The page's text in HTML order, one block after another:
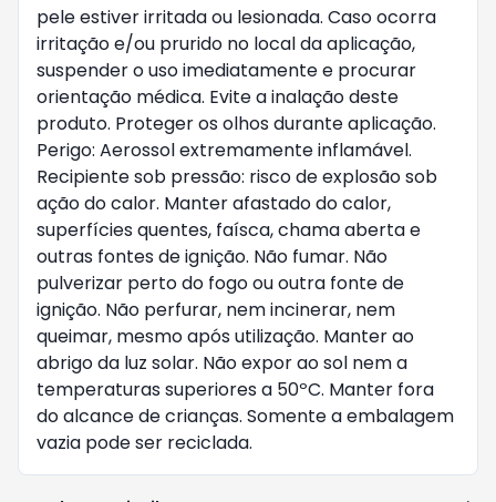
pele estiver irritada ou lesionada. Caso ocorra
irritação e/ou prurido no local da aplicação,
suspender o uso imediatamente e procurar
orientação médica. Evite a inalação deste
produto. Proteger os olhos durante aplicação.
Perigo: Aerossol extremamente inflamável.
Recipiente sob pressão: risco de explosão sob
ação do calor. Manter afastado do calor,
superfícies quentes, faísca, chama aberta e
outras fontes de ignição. Não fumar. Não
pulverizar perto do fogo ou outra fonte de
ignição. Não perfurar, nem incinerar, nem
queimar, mesmo após utilização. Manter ao
abrigo da luz solar. Não expor ao sol nem a
temperaturas superiores a 50ºC. Manter fora
do alcance de crianças. Somente a embalagem
vazia pode ser reciclada.